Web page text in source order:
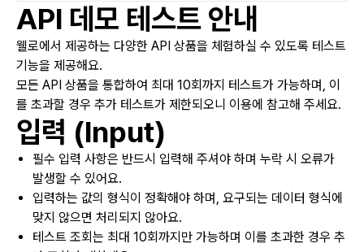
API 데모 테스트 안내
웰로에서 제공하는 다양한 API 상품을 체험하실 수 있도록 테스트
기능을 제공해요.
모든 API 상품을 통합하여 최대 10회까지 테스트가 가능하며, 이
를 초과할 경우 추가 테스트가 제한되오니 이용에 참고해 주세요.
입력 (Input)
필수 입력 사항은 반드시 입력해 주셔야 하며 누락 시 오류가
발생할 수 있어요.
입력하는 값의 형식이 정확해야 하며, 요구되는 데이터 형식에
맞지 않으면 처리되지 않아요.
테스트 조회는 최대 10회까지만 가능하며 이를 초과한 경우 추